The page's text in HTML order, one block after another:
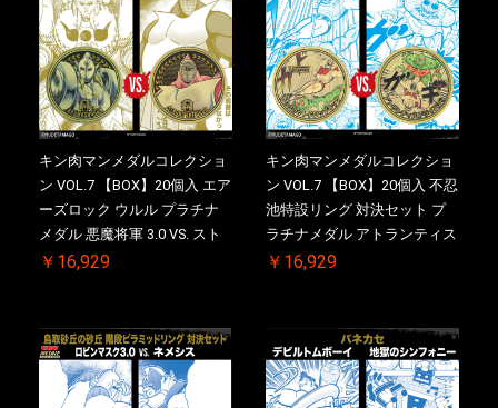
キン肉マンメダルコレクショ
ン VOL.7 【BOX】20個入 エア
ーズロック ウルル プラチナ
メダル 悪魔将軍 3.0 VS. スト
ロング・ザ・武道【初回購入
2026/10/30 一斉出荷予定
￥16,929
キン肉マンメダルコレクショ
ン VOL.7 【BOX】20個入 不忍
池特設リング 対決セット プ
ラチナメダル アトランティス
ドライバー VS.ネックカット
メダル(非売品)付
￥16,929